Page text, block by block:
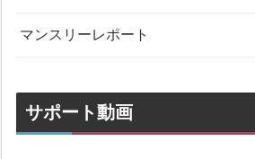
マンスリーレポート
サポート動画